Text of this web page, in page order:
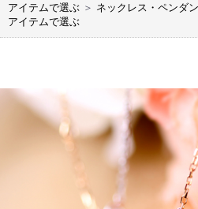
アイテムで選ぶ ＞ ネックレス・ペンダ
アイテムで選ぶ